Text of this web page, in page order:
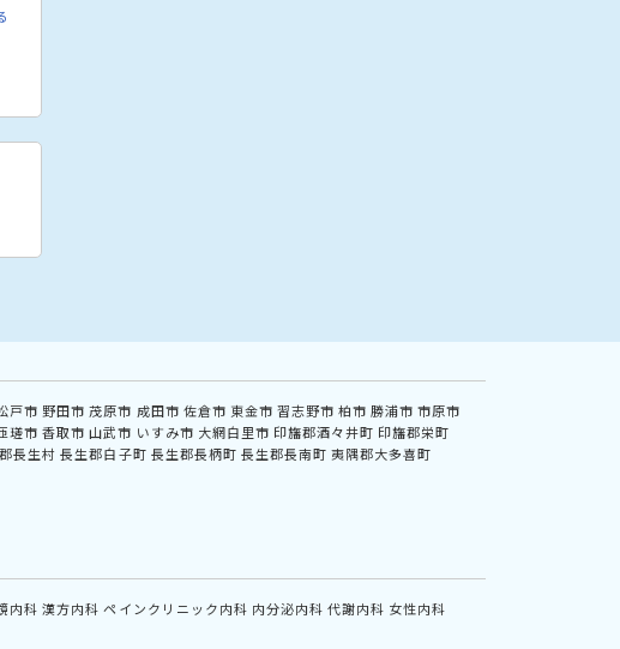
戸市 野田市 茂原市 成田市 佐倉市 東金市 習志野市 柏市 勝浦市 市原市
瑳市 香取市 山武市 いすみ市 大網白里市 印旛郡酒々井町 印旛郡栄町
長生村 長生郡白子町 長生郡長柄町 長生郡長南町 夷隅郡大多喜町
内科 漢方内科 ペインクリニック内科 内分泌内科 代謝内科 女性内科